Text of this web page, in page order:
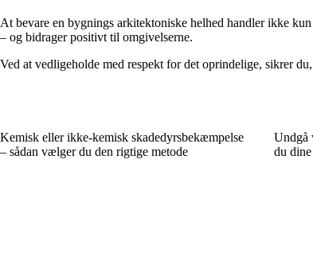
At bevare en bygnings arkitektoniske helhed handler ikke
– og bidrager positivt til omgivelserne.
Ved at vedligeholde med respekt for det oprindelige, sikrer
Kemisk eller ikke-kemisk skadedyrsbekæmpelse
– sådan vælger du den rigtige metode
Undgå
du